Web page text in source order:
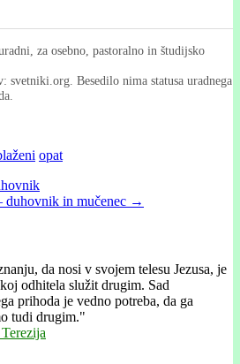
za osebno, pastoralno in študijsko
svetniki.org. Besedilo nima statusa uradnega
opat
duhovnik in mučenec →
da nosi v svojem telesu Jezusa, je
odhitela služit drugim. Sad
prihoda je vedno potreba, da ga
tudi drugim."